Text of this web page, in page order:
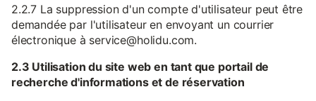
2.2.7 La suppression d'un compte d'utilisateur peut être
demandée par l'utilisateur en envoyant un courrier
électronique à service@holidu.com.
2.3 Utilisation du site web en tant que portail de
recherche d'informations et de réservation